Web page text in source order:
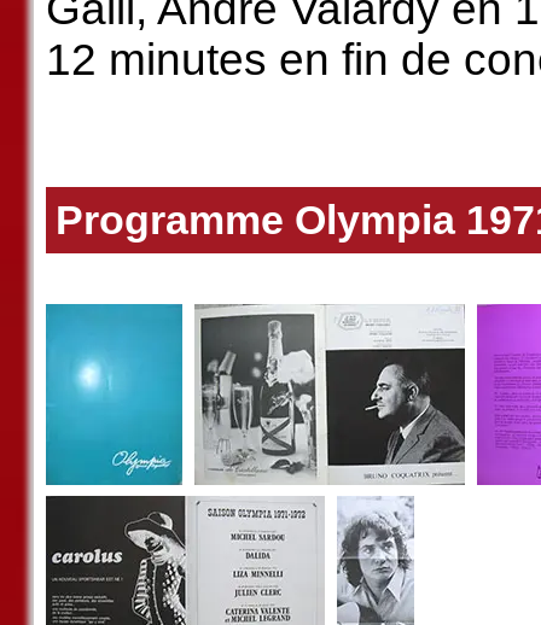
12 minutes en fin de
Programme Olympia